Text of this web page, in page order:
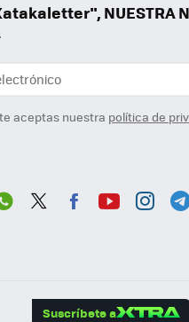
NUESTRA
aceptas nuestra política de
Suscríbete a